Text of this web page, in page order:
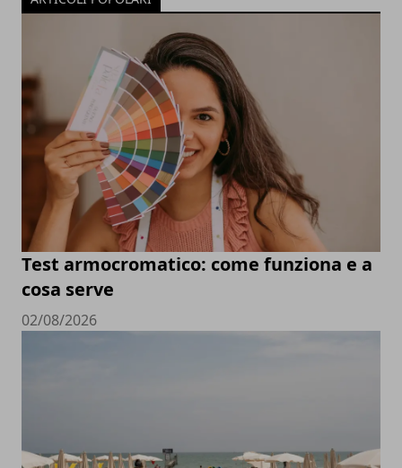
Test armocromatico: come funziona e a
cosa serve
02/08/2026